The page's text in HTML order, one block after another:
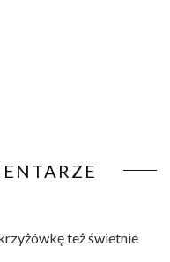
też świetnie